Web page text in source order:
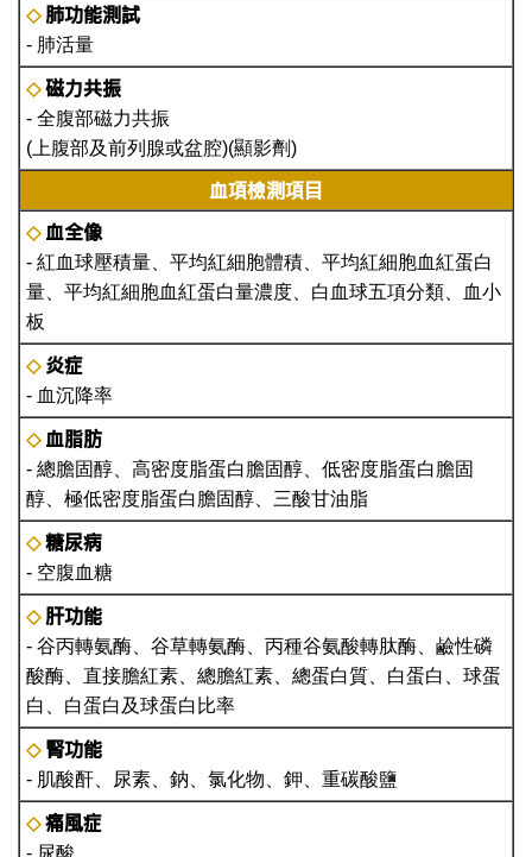
◇ 肺功能測試
- 肺活量
◇磁力共振
- 全腹部磁力共振
(上腹部及前列腺或盆腔)(顯影劑)
血項檢測項目
◇ 血全像
- 紅血球壓積量、平均紅細胞體積、平均紅細胞血紅蛋白
量、平均紅細胞血紅蛋白量濃度、白血球五項分類、血小
板
◇ 炎症
- 血沉降率
◇ 血脂肪
- 總膽固醇、高密度脂蛋白膽固醇、低密度脂蛋白膽固
醇、極低密度脂蛋白膽固醇、三酸甘油脂
◇ 糖尿病
- 空腹血糖
◇ 肝功能
- 谷丙轉氨酶、谷草轉氨酶、丙種谷氨酸轉肽酶、鹼性磷
酸酶、直接膽紅素、總膽紅素、總蛋白質、白蛋白、球蛋
白、白蛋白及球蛋白比率
◇ 腎功能
- 肌酸酐、尿素、鈉、氯化物、鉀、重碳酸鹽
◇ 痛風症